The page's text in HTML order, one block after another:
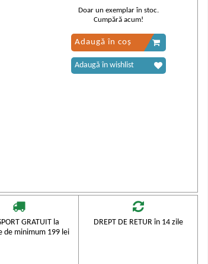
Doar un exemplar în stoc.
Cumpără acum!
Adaugă în coș
Adaugă în wishlist
GRATUIT la
de minimum 199 lei
DREPT DE RETUR în 14 zile